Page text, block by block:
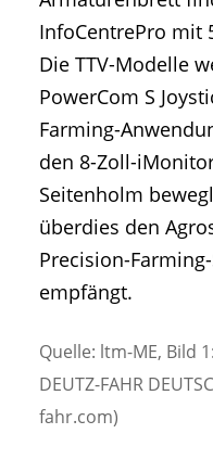
InfoCentrePro mit
Die TTV-Modelle
PowerCom S
Farming-
den 8-Zoll-
Seitenholm
überdies den
Precision-
empfängt.
Quelle: ltm-ME, Bild
DEUTZ-FAHR
fahr.com)